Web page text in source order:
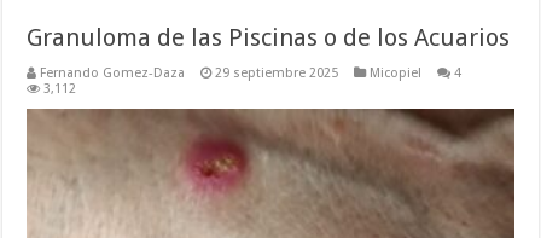
Granuloma de las Piscinas o de los Acuarios
Fernando Gomez-Daza 29 septiembre 2025 Micopiel
4
3,112